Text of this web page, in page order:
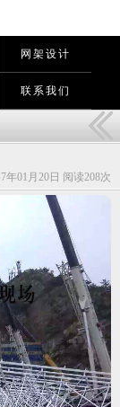
网架设计
联系我们
年01月20日 阅读208次